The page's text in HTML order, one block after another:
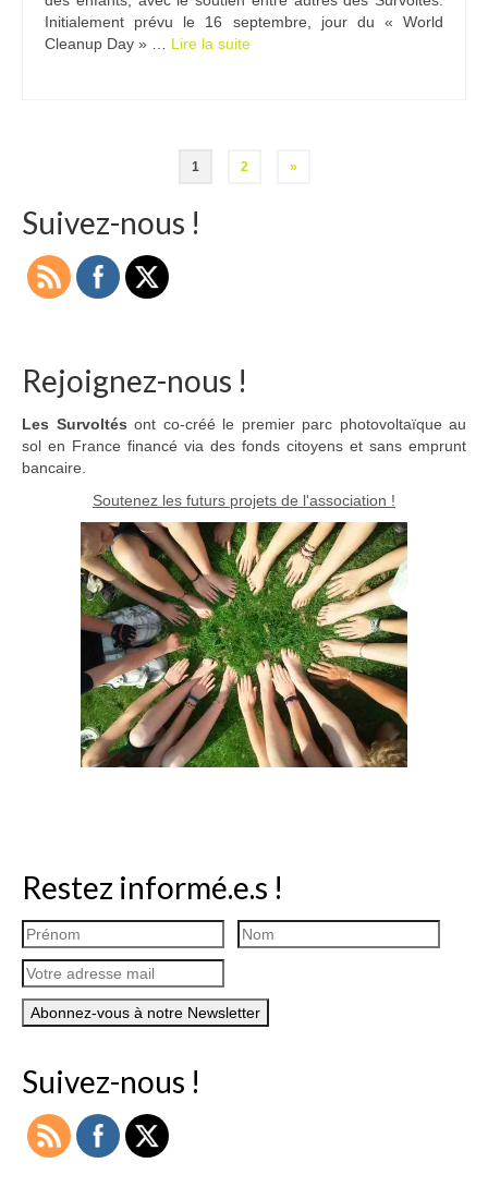
Initialement prévu le 16 septembre, jour du « World
Cleanup Day » … Lire la suite­­
Pagination
des
publications
1 2 »
Suivez-nous !
Rejoignez-nous !
Les Survoltés ont co-créé le premier parc photovoltaïque au
sol en France financé via des fonds citoyens et sans emprunt
bancaire.
Soutenez les futurs projets de l'association !
Restez informé.e.s !
Suivez-nous !